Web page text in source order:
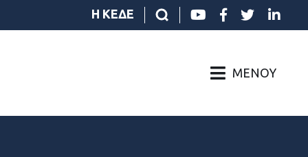
Η ΚΕΔΕ
ΜΕΝΟΎ